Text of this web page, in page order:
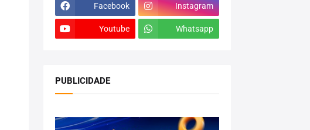
Facebook Instagram
Youtube Whatsapp
PUBLICIDADE